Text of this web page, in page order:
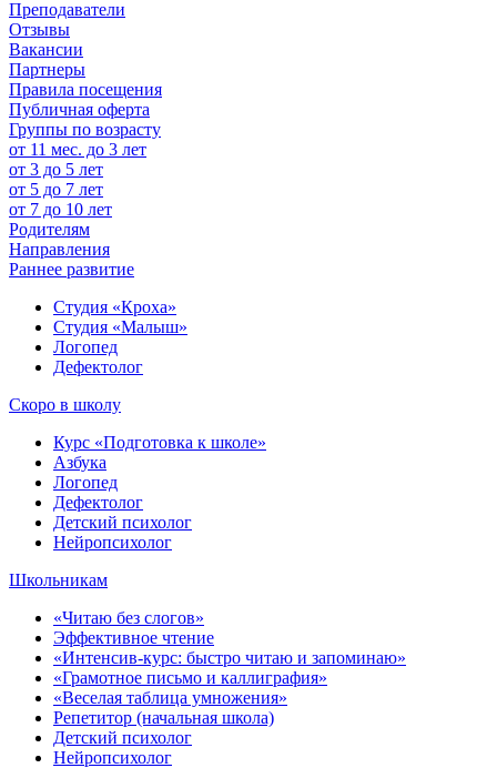
Преподаватели
Отзывы
Вакансии
Партнеры
Правила посещения
Публичная оферта
Группы по возрасту
от 11 мес. до 3 лет
от 3 до 5 лет
от 5 до 7 лет
от 7 до 10 лет
Родителям
Направления
Раннее развитие
Студия «Кроха»
Студия «Малыш»
Логопед
Дефектолог
Скоро в школу
Курс «Подготовка к школе»
Азбука
Логопед
Дефектолог
Детский психолог
Нейропсихолог
Школьникам
«Читаю без слогов»
Эффективное чтение
«Интенсив-курс: быстро читаю и запоминаю»
«Грамотное письмо и каллиграфия»
«Веселая таблица умножения»
Репетитор (начальная школа)
Детский психолог
Нейропсихолог